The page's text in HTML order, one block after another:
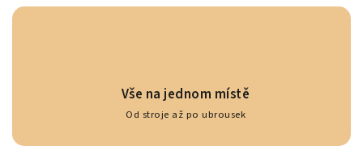
Vše na jednom místě
Od stroje až po ubrousek